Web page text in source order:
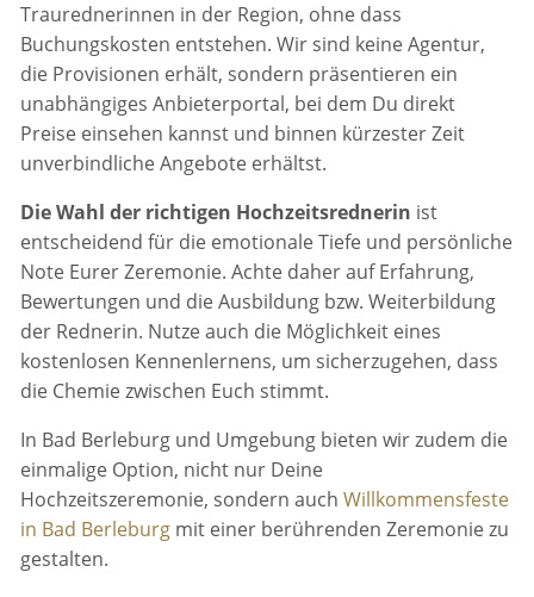
Traurednerinnen in der Region, ohne dass
Buchungskosten entstehen. Wir sind keine Agentur,
die Provisionen erhält, sondern präsentieren ein
unabhängiges Anbieterportal, bei dem Du direkt
Preise einsehen kannst und binnen kürzester Zeit
unverbindliche Angebote erhältst.
Die Wahl der richtigen Hochzeitsrednerin ist
entscheidend für die emotionale Tiefe und persönliche
Note Eurer Zeremonie. Achte daher auf Erfahrung,
Bewertungen und die Ausbildung bzw. Weiterbildung
der Rednerin. Nutze auch die Möglichkeit eines
kostenlosen Kennenlernens, um sicherzugehen, dass
die Chemie zwischen Euch stimmt.
In Bad Berleburg und Umgebung bieten wir zudem die
einmalige Option, nicht nur Deine
Hochzeitszeremonie, sondern auchWillkommensfeste
in Bad Berleburg mit einer berührenden Zeremonie zu
gestalten.